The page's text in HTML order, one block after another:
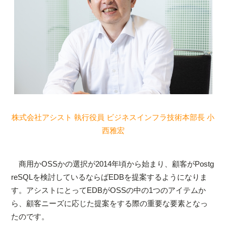
株式会社アシスト 執行役員 ビジネスインフラ技術本部長 小
西雅宏
商用かOSSかの選択が2014年頃から始まり、顧客がPostg
reSQLを検討しているならばEDBを提案するようになりま
す。アシストにとってEDBがOSSの中の1つのアイテムか
ら、顧客ニーズに応じた提案をする際の重要な要素となっ
たのです。